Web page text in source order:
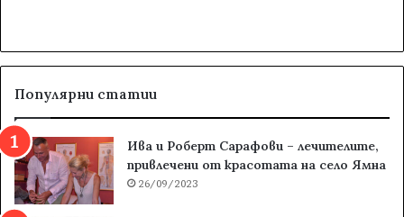
Популярни статии
Ива и Роберт Сарафови – лечителите,
привлечени от красотата на село Ямна
26/09/2023